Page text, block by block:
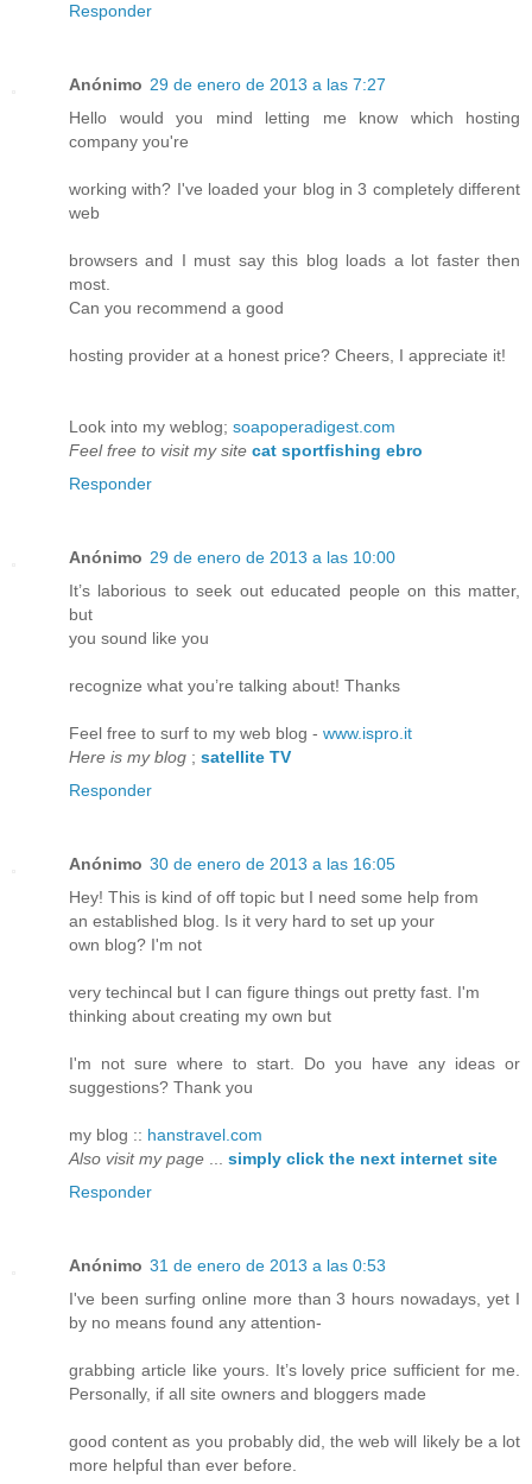
Responder
Anónimo 29 de enero de 2013 a las 7:27
Hello would you mind letting me know which hosting
company you're
working with? I've loaded your blog in 3 completely different
web
browsers and I must say this blog loads a lot faster then
most.
Can you recommend a good
hosting provider at a honest price? Cheers, I appreciate it!
Look into my weblog; soapoperadigest.com
Feel free to visit my site cat sportfishing ebro
Responder
Anónimo 29 de enero de 2013 a las 10:00
It’s laborious to seek out educated people on this matter,
but
you sound like you
recognize what you’re talking about! Thanks
Feel free to surf to my web blog - www.ispro.it
Here is my blog ; satellite TV
Responder
Anónimo 30 de enero de 2013 a las 16:05
Hey! This is kind of off topic but I need some help from
an established blog. Is it very hard to set up your
own blog? I'm not
very techincal but I can figure things out pretty fast. I'm
thinking about creating my own but
I'm not sure where to start. Do you have any ideas or
suggestions? Thank you
my blog :: hanstravel.com
Also visit my page
simply click the next internet site
Responder
Anónimo 31 de enero de 2013 a las 0:53
I've been surfing online more than 3 hours nowadays, yet I
by no means found any attention-
grabbing article like yours. It’s lovely price sufficient for me.
Personally, if all site owners and bloggers made
good content as you probably did, the web will likely be a lot
more helpful than ever before.